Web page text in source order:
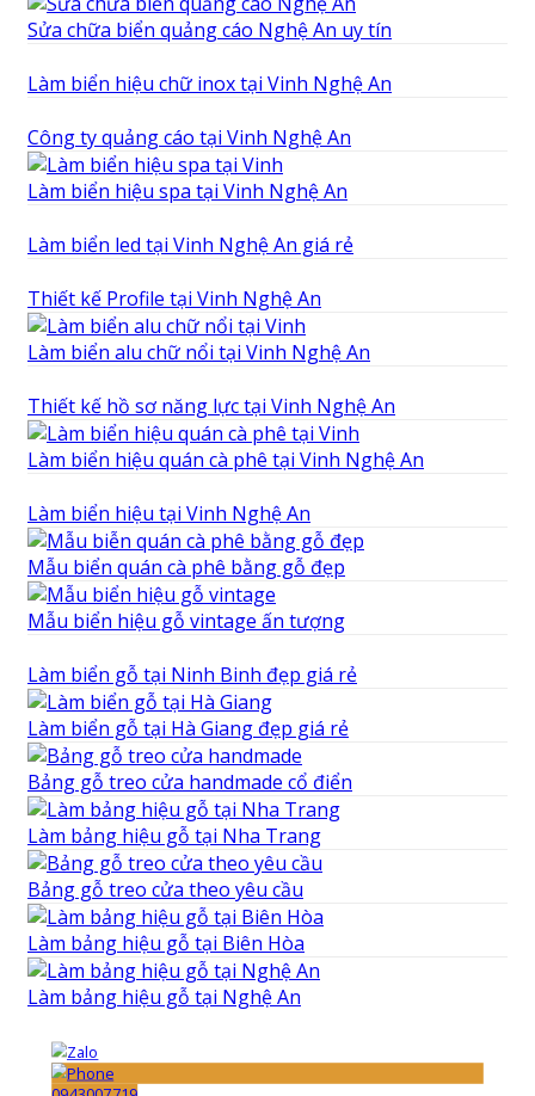
Sửa chữa biển quảng cáo Nghệ An uy tín
Làm biển hiệu chữ inox tại Vinh Nghệ An
Công ty quảng cáo tại Vinh Nghệ An
Làm biển hiệu spa tại Vinh Nghệ An
Làm biển led tại Vinh Nghệ An giá rẻ
Thiết kế Profile tại Vinh Nghệ An
Làm biển alu chữ nổi tại Vinh Nghệ An
Thiết kế hồ sơ năng lực tại Vinh Nghệ An
Làm biển hiệu quán cà phê tại Vinh Nghệ An
Làm biển hiệu tại Vinh Nghệ An
Mẫu biển quán cà phê bằng gỗ đẹp
Mẫu biển hiệu gỗ vintage ấn tượng
Làm biển gỗ tại Ninh Binh đẹp giá rẻ
Làm biển gỗ tại Hà Giang đẹp giá rẻ
Bảng gỗ treo cửa handmade cổ điển
Làm bảng hiệu gỗ tại Nha Trang
Bảng gỗ treo cửa theo yêu cầu
Làm bảng hiệu gỗ tại Biên Hòa
Làm bảng hiệu gỗ tại Nghệ An